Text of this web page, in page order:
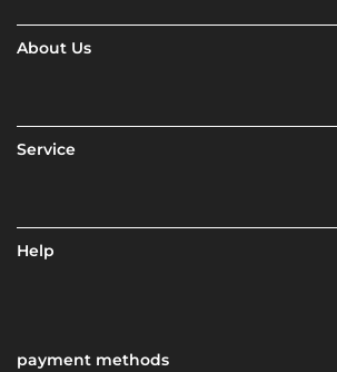
About Us
Service
Help
payment methods